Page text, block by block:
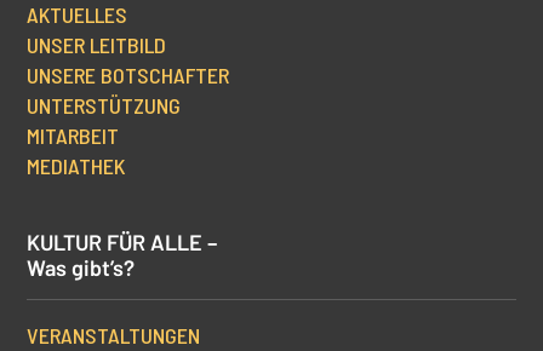
AKTUELLES
UNSER LEITBILD
UNSERE BOTSCHAFTER
UNTERSTÜTZUNG
MITARBEIT
MEDIATHEK
KULTUR FÜR ALLE –
Was gibt’s?
VERANSTALTUNGEN